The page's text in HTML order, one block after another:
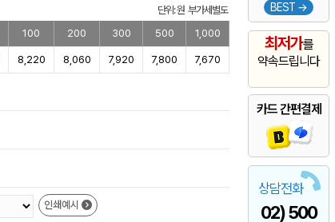
BEST →
최저가를
약속드립니다
카드 간편결제
상담전화
02) 500
단위: 원 부가세별도
100 200 300 500 1,000
8,220 8,060 7,920 7,800 7,670
인쇄예시